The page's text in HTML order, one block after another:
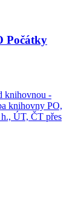
Počátky
knihovnou -
knihovny PO,
ÚT, ČT přes